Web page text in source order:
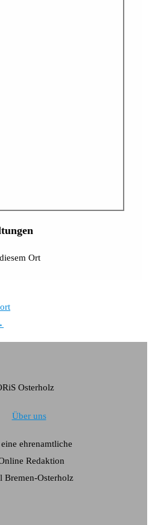
Ort
Über uns
ehrenamtliche
Redaktion
Bremen-Osterholz